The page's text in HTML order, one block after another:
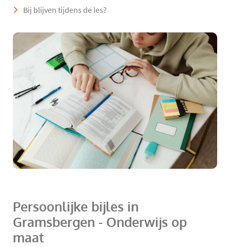
Bij blijven tijdens de les?
Persoonlijke bijles in
Gramsbergen - Onderwijs op
maat